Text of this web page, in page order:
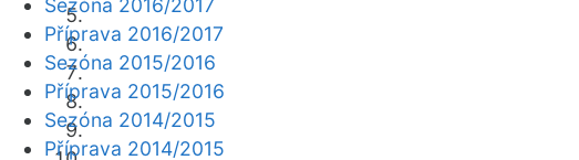
Sezóna 2016/2017
Příprava 2016/2017
Sezóna 2015/2016
Příprava 2015/2016
Sezóna 2014/2015
Příprava 2014/2015